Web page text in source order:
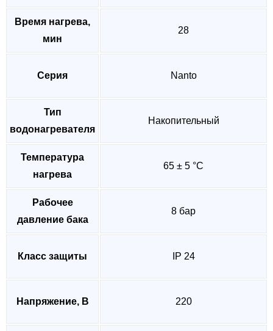
Время нагрева,
мин
28
Серия Nanto
Тип
водонагревателя
Накопительный
Температура
нагрева
65 ± 5 °C
Рабочее
давление бака
8 бар
Класс защиты IP 24
Напряжение, В 220